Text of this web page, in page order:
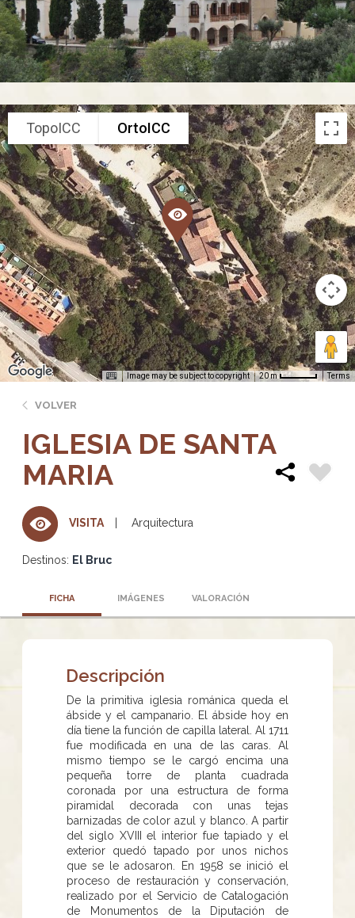
TopoICC OrtoICC
Image may be subject to copyright 20 m Terms
VOLVER
IGLESIA DE SANTA
MARIA
VISITA Arquitectura
Destinos: El Bruc
FICHA IMÁGENES VALORACIÓN
Descripción
De la primitiva iglesia románica queda el
ábside y el campanario. El ábside hoy en
día tiene la función de capilla lateral. Al 1711
fue modificada en una de las caras. Al
mismo tiempo se le cargó encima una
pequeña torre de planta cuadrada
coronada por una estructura de forma
piramidal decorada con unas tejas
barnizadas de color azul y blanco. A partir
del siglo XVIII el interior fue tapiado y el
exterior quedó tapado por unos nichos
que se le adosaron. En 1958 se inició el
proceso de restauración y conservación,
realizado por el Servicio de Catalogación
de Monumentos de la Diputación de